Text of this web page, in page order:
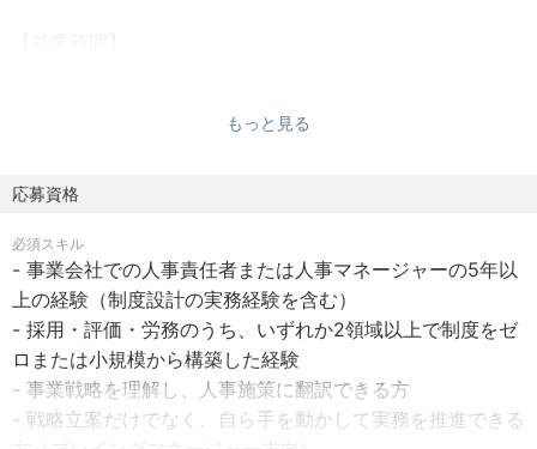
また創業（2009年）以来黒字で実質無借金経営で堅実に事
を行ない「モビリティ産業を代表する会社」を創りたいと
考えています。
<事業開始に向けてプロジェクトチームを発足＞
・数兆円企業の下請け再編による再雇用斡旋事業（両者で
プロジェクトチーム発足）
・自動車指定・認証工場向けプラットフォーム（プロジェ
【休日】
・完全週休2日（土・日）
・祝日
【休暇制度】
・年末年始休暇（2024年実績：9連休）
・夏季休暇（2025年実績：9連休）
・GW休暇（2025年実績：4連休×2回）
もっと見る
応募資格
必須スキル
- 事業会社での人事責任者または人事マネージャーの5年以
上の経験（制度設計の実務経験を含む）
- 採用・評価・労務のうち、いずれか2領域以上で制度をゼ
ロまたは小規模から構築した経験
- 事業戦略を理解し、人事施策に翻訳できる方
- 戦略立案だけでなく、自ら手を動かして実務を推進できる